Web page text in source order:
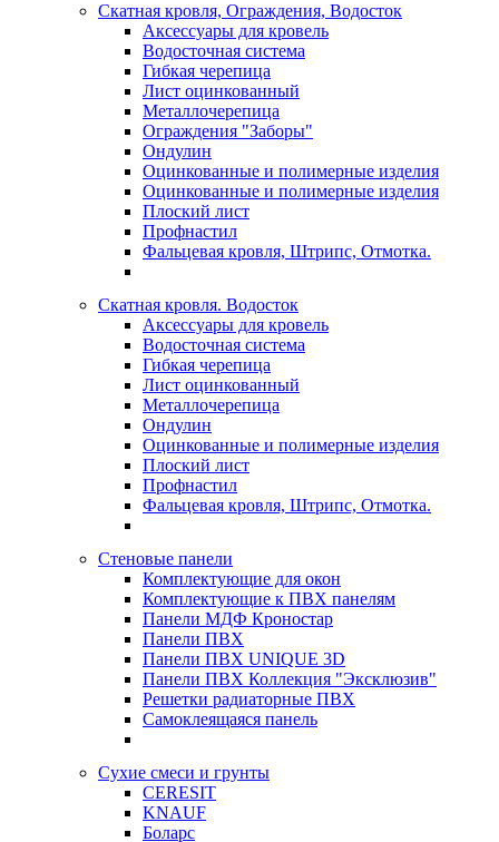
Скатная кровля, Ограждения, Водосток
Аксессуары для кровель
Водосточная система
Гибкая черепица
Лист оцинкованный
Металлочерепица
Ограждения "Заборы"
Ондулин
Оцинкованные и полимерные изделия
Оцинкованные и полимерные изделия
Плоский лист
Профнастил
Фальцевая кровля, Штрипс, Отмотка.
Скатная кровля. Водосток
Аксессуары для кровель
Водосточная система
Гибкая черепица
Лист оцинкованный
Металлочерепица
Ондулин
Оцинкованные и полимерные изделия
Плоский лист
Профнастил
Фальцевая кровля, Штрипс, Отмотка.
Стеновые панели
Комплектующие для окон
Комплектующие к ПВХ панелям
Панели МДФ Кроностар
Панели ПВХ
Панели ПВХ UNIQUE 3D
Панели ПВХ Коллекция "Эксклюзив"
Решетки радиаторные ПВХ
Самоклеящаяся панель
Сухие смеси и грунты
CERESIT
KNAUF
Боларс